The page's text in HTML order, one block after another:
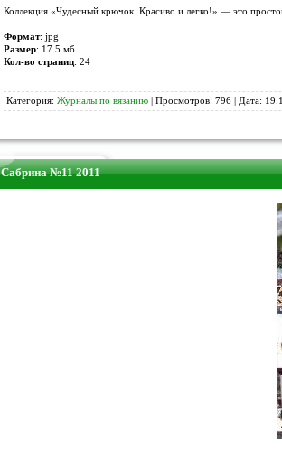
Коллекция «Чудесный крючок. Красиво и легко!» — это
Формат: jpg
Размер: 17.5 мб
Кол-во страниц: 24
Категория: Журналы по вязанию | Просмотров: 796 | Дата:
Сабрина №11 2011